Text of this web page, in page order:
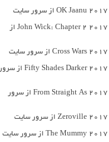
دانلود مستقیم فیلم خارجی John Wick: Chapter 2 2017 از
دانلود مستقیم فیلم خارجی Fifty Shades Darker 2017 از سرور
دانلود مستقیم فیلم خارجی From Straight As 2017 از سرور